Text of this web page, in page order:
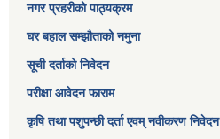
नगर प्रहरीको पाठ्यक्रम
घर बहाल सम्झौताको नमुना
सूची दर्ताको निवेदन
परीक्षा आवेदन फाराम
कृषि तथा पशुपन्छी दर्ता एवम् नवीकरण निवेदन